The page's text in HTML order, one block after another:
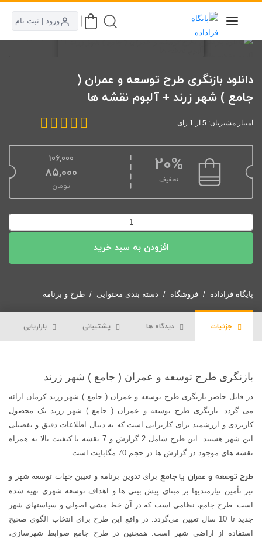
ورود | ثبت نام
دانلود بازنگری طرح توسعه و عمران (
جامع ) شهر زرند + آلبوم نقشه ها
امتیاز مشتریان: 5 از 1 رای
20%
تخفیف
106,000
قیمت اصلی: 106,000تومان بود.
85,000
تومان
قیمت فعلی: 85,000تومان.
بازنگری
توسعه
عمران
+
نقشه
ها
عدد
افزودن به سبد خرید
پایگاه فراداده فروشگاه دسته بندی محتوایی طرح و برنامه
جزئیات دیدگاه ها پشتیبانی بازاریابی
بازنگری طرح توسعه و عمران ( جامع ) شهر زرند
در فایل حاضر بازنگری طرح توسعه و عمران ( جامع ) شهر زرند کرمان ارائه
می گردد. بازنگری طرح توسعه و عمران ( جامع ) شهر زرند یک محصول
کاربردی و ارزشمند برای کاربرانی است که به دنبال اطلاعات دقیق و تفصیلی
این شهر هستند. این طرح شامل 2 گزارش و 7 نقشه با کیفیت بالا به همراه
نقشه های موجود در گزارش ها در حجم 70 مگابایت است.
طرح توسعه و عمران یا جامع برای تدوین برنامه و تعیین جهات توسعه شهر و
نیز تأمین نیازمندیها بر مبنای پیش بینی ها و اهداف توسعه شهری تهیه شده
است. طرح جامع، نظامی است که در آن خط مشی اصولی و سیاستهای شهر
جدید تا 10 سال تعیین می‌گردد. در واقع این طرح برای انتخاب الگوی صحیح
استفاده از اراضی شهر است. همچنین در طرح جامع ضوابط شهرسازی،